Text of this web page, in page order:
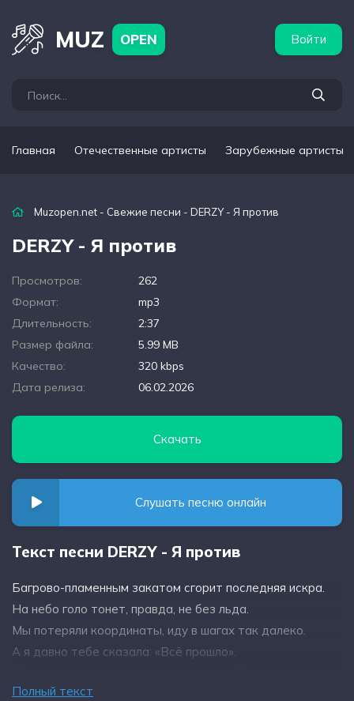
MUZ OPEN Войти
Главная Отечественные артисты Зарубежные артисты
Muzopen.net - Свежие песни - DERZY - Я против
DERZY - Я против
Просмотров:
262
Формат:
mp3
Длительность:
2:37
Размер файла:
5.99 MB
Качество:
320 kbps
Дата релиза:
06.02.2026
Скачать
Слушать песню онлайн
Текст песни DERZY - Я против
Багрово-пламенным закатом сгорит последняя искра.
На небо голо тонет, правда, не без льда.
Мы потеряли координаты, иду в шагах так далеко.
А я давно тебе сказала: «Всё прошло».
Полный текст
артисты Популярные подборки